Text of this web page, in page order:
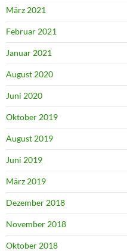
März 2021
Februar 2021
Januar 2021
August 2020
Juni 2020
Oktober 2019
August 2019
Juni 2019
März 2019
Dezember 2018
November 2018
Oktober 2018